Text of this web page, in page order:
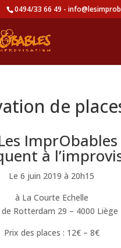
0494/33 66 49 -
de
ImprObables
à
Le 6 juin 2019 à 20h15
à La Courte Echelle
de Rotterdam 29 – 4000 Liège
Prix des places : 12€ – 8€